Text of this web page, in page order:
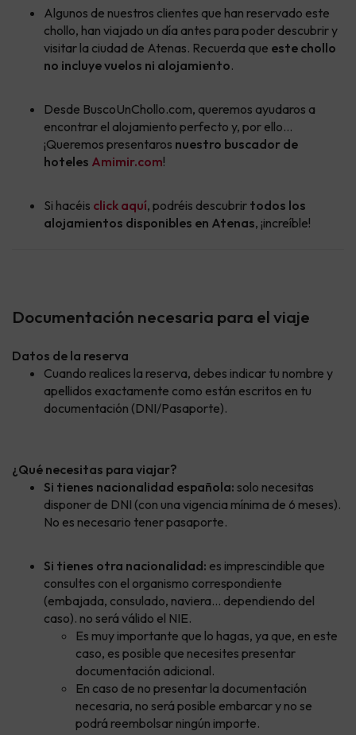
Algunos de nuestros clientes que han reservado este
chollo, han viajado un día antes para poder descubrir y
visitar la ciudad de Atenas. Recuerda que este chollo
no incluye vuelos ni alojamiento.
Desde BuscoUnChollo.com, queremos ayudaros a
encontrar el alojamiento perfecto y, por ello...
¡Queremos presentaros nuestro buscador de
hoteles Amimir.com!
Si hacéis click aquí, podréis descubrir todos los
alojamientos disponibles en Atenas, ¡increíble!
Documentación necesaria para el viaje
Datos de la reserva
Cuando realices la reserva, debes indicar tu nombre y
apellidos exactamente como están escritos en tu
documentación (DNI/Pasaporte).
¿Qué necesitas para viajar?
Si tienes nacionalidad española: solo necesitas
disponer de DNI (con una vigencia mínima de 6 meses).
No es necesario tener pasaporte.
Si tienes otra nacionalidad: es imprescindible que
consultes con el organismo correspondiente
(embajada, consulado, naviera... dependiendo del
caso). no será válido el NIE.
Es muy importante que lo hagas, ya que, en este
caso, es posible que necesites presentar
documentación adicional.
En caso de no presentar la documentación
necesaria, no será posible embarcar y no se
podrá reembolsar ningún importe.